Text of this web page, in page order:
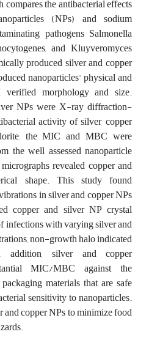
the antibacterial effects
(NPs) and sodium
pathogens Salmonella
and Kluyveromyces
produced silver and copper
nanoparticles' physical and
verified morphology and size.
NPs were X-ray diffraction-
activity of silver, copper
the MIC and MBC were
the well assessed nanoparticle
revealed copper and
shape. This study found
in silver and copper NPs
copper and silver NP crystal
infections with varying silver and
non-growth halo indicated
addition, silver and copper
MIC/MBC against the
materials that are safe
sensitivity to nanoparticles.
copper NPs to minimize food